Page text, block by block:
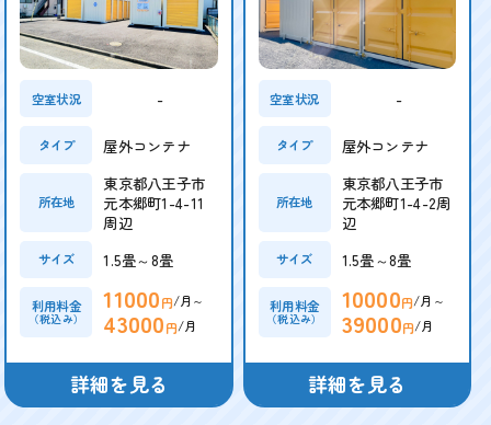
空室状況 -
タイプ 屋外コンテナ
所在地
東京都八王子市
元本郷町1-4-11
周辺
サイズ 1.5畳～8畳
利用料金
（税込み）
11000円/月～
43000円/月
詳細を見る
空室状況 -
タイプ 屋外コンテナ
所在地
東京都八王子市
元本郷町1-4-2周
辺
サイズ 1.5畳～8畳
利用料金
（税込み）
10000円/月～
39000円/月
詳細を見る